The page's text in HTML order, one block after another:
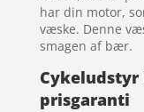
har din motor,
væske. Denne
smagen af bær.
Cykeludstyr
prisgaranti